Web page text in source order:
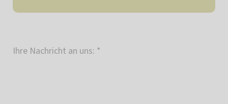
Ihre Nachricht an uns: *